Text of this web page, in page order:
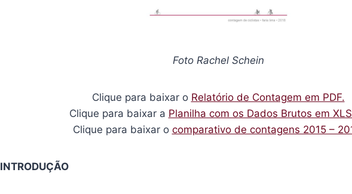
Foto Rachel Schein
Clique para baixar o Relatório de Contagem em PDF.
Clique para baixar a Planilha com os Dados Brutos em
Clique para baixar o comparativo de contagens 2015 –
INTRODUÇÃO